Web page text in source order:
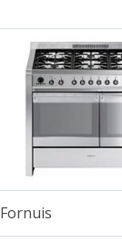
Fornuis